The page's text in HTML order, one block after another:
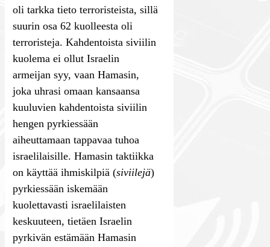
oli tarkka tieto terroristeista, sillä
suurin osa 62 kuolleesta oli
terroristeja. Kahdentoista siviilin
kuolema ei ollut Israelin
armeijan syy, vaan Hamasin,
joka uhrasi omaan kansaansa
kuuluvien kahdentoista siviilin
hengen pyrkiessään
aiheuttamaan tappavaa tuhoa
israelilaisille. Hamasin taktiikka
on käyttää ihmiskilpiä (siviilejä)
pyrkiessään iskemään
kuolettavasti israelilaisten
keskuuteen, tietäen Israelin
pyrkivän estämään Hamasin